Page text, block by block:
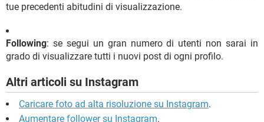
tue precedenti abitudini di visualizzazione.
Following: se segui un gran numero di utenti non sarai in
grado di visualizzare tutti i nuovi post di ogni profilo.
Altri articoli su Instagram
Caricare foto ad alta risoluzione su Instagram.
Aumentare follower su Instagram.